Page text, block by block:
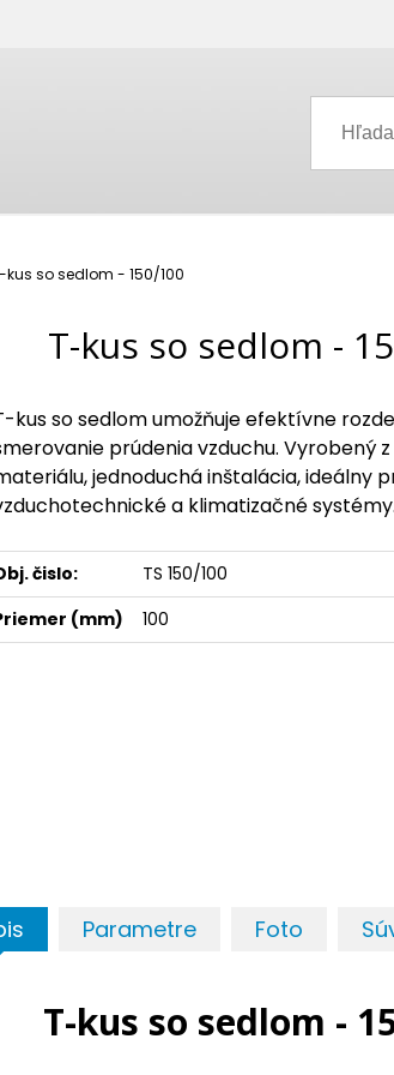
kus so sedlom - 150/100
T-kus so sedlom -
kus so sedlom umožňuje efektívne
prúdenia vzduchu. Vyrobený
jednoduchá inštalácia, ideálny
a klimatizačné systémy.
čislo:
TS 150/100
(mm)
100
Parametre Foto
T-kus so sedlom -